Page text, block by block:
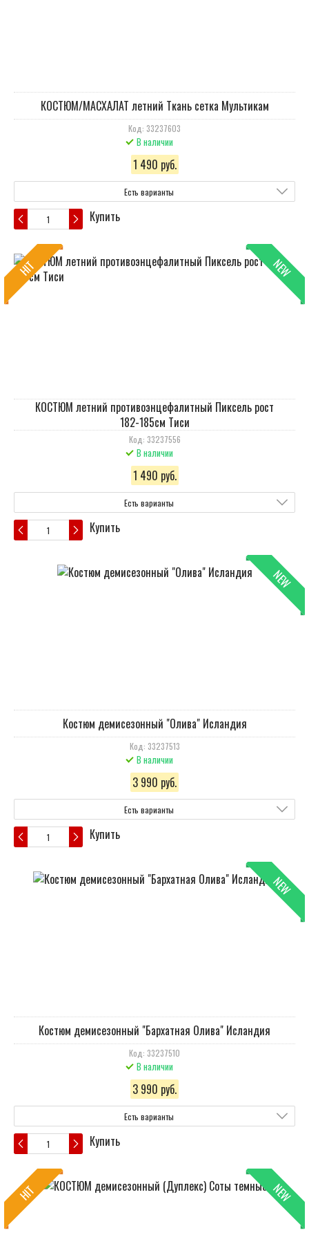
КОСТЮМ/МАСХАЛАТ летний Ткань сетка Мультикам
Код: 33237603
В наличии
1 490 руб.
Есть варианты
Купить
NEW
HIT
КОСТЮМ летний противоэнцефалитный Пиксель рост
182-185см Тиси
Код: 33237556
В наличии
1 490 руб.
Есть варианты
Купить
NEW
Костюм демисезонный "Олива" Исландия
Код: 33237513
В наличии
3 990 руб.
Есть варианты
Купить
NEW
Костюм демисезонный "Бархатная Олива" Исландия
Код: 33237510
В наличии
3 990 руб.
Есть варианты
Купить
NEW
HIT